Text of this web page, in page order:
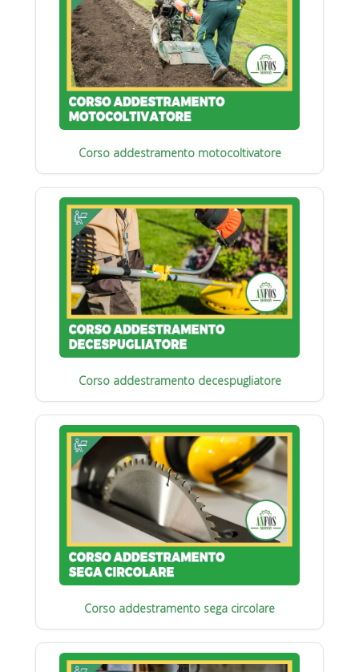
Corso addestramento motocoltivatore
Corso addestramento decespugliatore
Corso addestramento sega circolare